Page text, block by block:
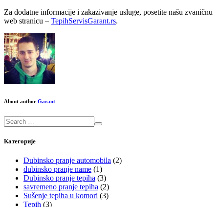
Za dodatne informacije i zakazivanje usluge, posetite našu zvaničnu
web stranicu – TepihServisGarant.rs.
About author Garant
Категорије
Dubinsko pranje automobila (2)
dubinsko pranje name (1)
Dubinsko pranje tepiha (3)
savremeno pranje tepiha (2)
Sušenje tepiha u komori (3)
Tepih (3)